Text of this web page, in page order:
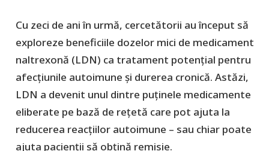
Cu zeci de ani în urmă, cercetătorii au început să
exploreze beneficiile dozelor mici de medicament
naltrexonă (LDN) ca tratament potențial pentru
afecțiunile autoimune și durerea cronică. Astăzi,
LDN a devenit unul dintre puținele medicamente
eliberate pe bază de rețetă care pot ajuta la
reducerea reacțiilor autoimune – sau chiar poate
ajuta pacienții să obțină remisie.